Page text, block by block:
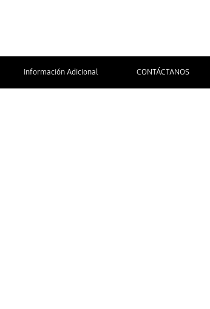
Información Adicional CONTÁCTANOS